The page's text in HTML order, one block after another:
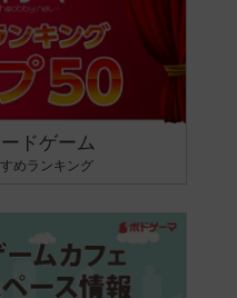
ドゲーム
めランキング